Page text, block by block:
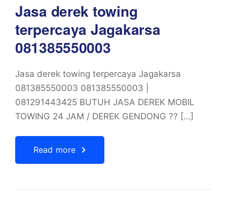
Jasa derek towing
terpercaya Jagakarsa
081385550003
Jasa derek towing terpercaya Jagakarsa
081385550003 081385550003 |
081291443425 BUTUH JASA DEREK MOBIL
TOWING 24 JAM / DEREK GENDONG ?? […]
Read more